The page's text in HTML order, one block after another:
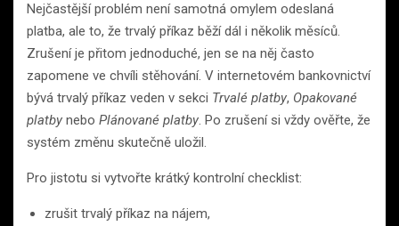
Nejčastější problém není samotná omylem odeslaná
platba, ale to, že trvalý příkaz běží dál i několik měsíců.
Zrušení je přitom jednoduché, jen se na něj často
zapomene ve chvíli stěhování. V internetovém bankovnictví
bývá trvalý příkaz veden v sekci Trvalé platby, Opakované
platby nebo Plánované platby. Po zrušení si vždy ověřte, že
systém změnu skutečně uložil.
Pro jistotu si vytvořte krátký kontrolní checklist:
zrušit trvalý příkaz na nájem,